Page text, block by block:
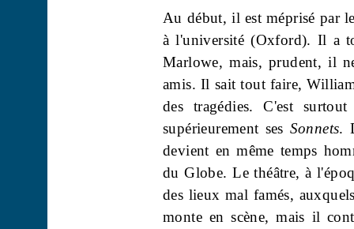
Au début, il est méprisé par
à l'université (Oxford). Il a
Marlowe, mais, prudent, il
amis. Il sait tout faire,
des tragédies. C'est
supérieurement ses Sonnets.
devient en même temps
du Globe. Le théâtre, à
des lieux mal famés,
monte en scène, mais il